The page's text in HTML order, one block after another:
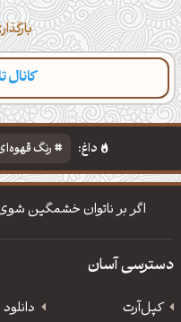
کانال
دسته‌بندی مطالب تازه
داغ: رنگ
دانلود والپیپر
اگر بر ناتوان خشمگین
دسترسی آسان
کپل‌آرت